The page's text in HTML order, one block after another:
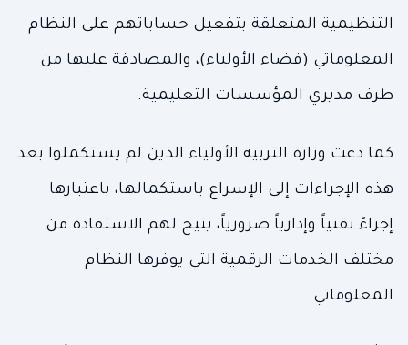
التنظيمية المتعلقة بتفعيل حساباتهم على النظام
المعلوماتي (فضاء الأولياء)، والمصادقة عليها من
طرف مديري المؤسسات التعليمية.
كما دعت وزارة التربية الأولياء الذين لم يستكملوا بعد
هذه الإجراءات إلى الإسراع باستكمالها، باعتبارها
إجراءً تقنياً وإدارياً ضرورياً، يتيح لهم الاستفادة من
مختلف الخدمات الرقمية التي يوفرها النظام
المعلوماتي.